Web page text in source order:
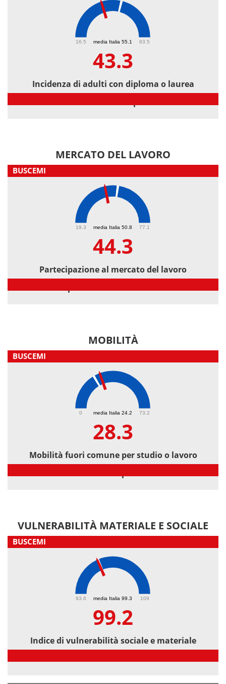
media Italia 55.1
16.5 83.5
43.3
Incidenza di adulti con diploma o laurea
MERCATO DEL LAVORO
BUSCEMI
media Italia 50.8
19.3 77.1
44.3
Partecipazione al mercato del lavoro
MOBILITÀ
BUSCEMI
media Italia 24.2
0 73.2
28.3
Mobilità fuori comune per studio o lavoro
VULNERABILITÀ MATERIALE E SOCIALE
BUSCEMI
media Italia 99.3
93.6 109
99.2
Indice di vulnerabilità sociale e materiale